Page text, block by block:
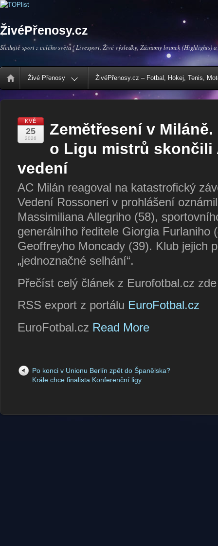
ŽivéPřenosy.cz
Sledujte sport z celého světa ! Livesport, Živé výsledky, Záznamy branek (Highlights) a
Živé Přenosy ŽivéPřenosy.cz – Fotbal, Hokej, Tenis,
KVĚ
25
2026
Zemětřesení v
o Ligu mistrů skončili
vedení
AC Milán reagoval na katastrofický
Vedení Rossoneri v prohlášení
Massimiliana Allegriho (58),
generálního ředitele Giorgia Furlaniho
Geoffreyho Moncady (39). Klub jejich
„jednoznačné selhání“.
Přečíst celý článek z Eurofotbal.cz
RSS export z portálu EuroFotbal.cz
EuroFotbal.cz Read More
Po konci v Unionu Berlín zpět do Španělska?
Krále chce finalista Konferenční ligy